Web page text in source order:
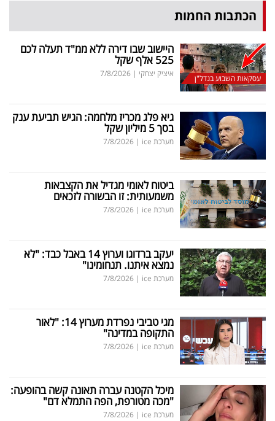
באייס
עקבו
אחרינו:
הכתבות החמות
עסקאות השבוע בנדל"ן
היישוב שבו דירה ללא ממ"ד תעלה לכם
525 אלף שקל
איציק יצחקי |
7/8/2026
גיא פלג מכריז מלחמה: הגיש תביעת ענק
בסך 5 מיליון שקל
מערכת ice |
7/8/2026
ביטוח לאומי מגדיל את הקצבאות
משמעותית: זו הבשורה לזכאים
מערכת ice |
7/8/2026
יעקב ברדוגו וערוץ 14 באבל כבד: "לא
נמצא איתנו. תנחומינו"
מערכת ice |
7/8/2026
מגי טביבי נפרדת מערוץ 14: "לאור
התקופה במדינה"
מערכת ice |
7/8/2026
מיכל הקטנה עברה תאונה קשה בהופעה:
"מכה מטורפת, הפה התמלא דם"
מערכת ice |
7/8/2026